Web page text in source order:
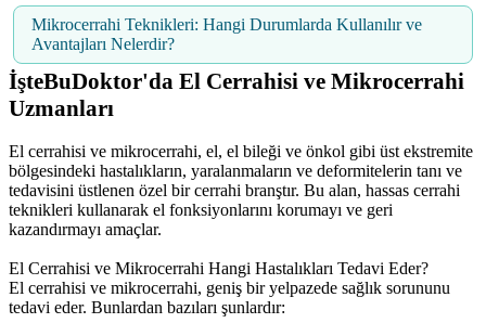
Mikrocerrahi Teknikleri: Hangi Durumlarda Kullanılır ve
Avantajları Nelerdir?
İşteBuDoktor'da El Cerrahisi ve Mikrocerrahi
Uzmanları
El cerrahisi ve mikrocerrahi, el, el bileği ve önkol gibi üst ekstremite
bölgesindeki hastalıkların, yaralanmaların ve deformitelerin tanı ve
tedavisini üstlenen özel bir cerrahi branştır. Bu alan, hassas cerrahi
teknikleri kullanarak el fonksiyonlarını korumayı ve geri
kazandırmayı amaçlar.
El Cerrahisi ve Mikrocerrahi Hangi Hastalıkları Tedavi Eder?
El cerrahisi ve mikrocerrahi, geniş bir yelpazede sağlık sorununu
tedavi eder. Bunlardan bazıları şunlardır: